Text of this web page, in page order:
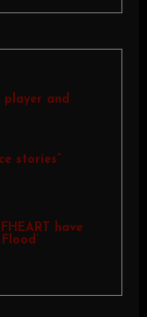
player and
stories”
have